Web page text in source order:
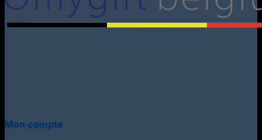
Mon compte